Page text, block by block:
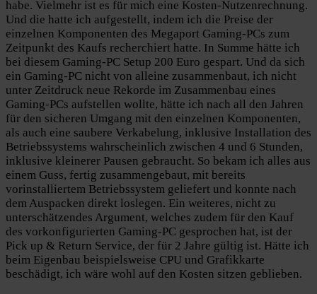
habe. Vielmehr ist es für mich eine Kosten-Nutzenrechnung.
Und die hatte ich aufgestellt, indem ich die Preise der
einzelnen Komponenten des Megaport Gaming-PCs zum
Zeitpunkt des Kaufs recherchiert hatte. In Summe hätte ich
bei diesem Gaming-PC Setup 200 Euro gespart. Und da sich
ein Gaming-PC nicht von alleine zusammenbaut, ich nicht
unter Zeitdruck neue Rekorde im Zusammenbau eines
Gaming-PCs aufstellen wollte, hätte ich nach all den Jahren
für den sicheren Umgang mit den einzelnen Komponenten,
als auch eine saubere Verkabelung, inklusive Installation des
Betriebssystems wahrscheinlich zwischen 4 und 6 Stunden,
inklusive kleinerer Pausen gebraucht. So bekam ich alles aus
einem Guss, fertig zusammengebaut, mit bereits
vorinstalliertem Betriebssystem geliefert und konnte nach
dem Auspacken direkt loslegen. Ein weiteres, nicht zu
unterschätzendes Argument, welches zudem für den Kauf
des vorkonfigurierten Gaming-PC gesprochen hat, ist der
Pick up & Return Service, der für 2 Jahre gültig ist. Hätte ich
beim Eigenbau beispielsweise CPU und Grafikkarte
beschädigt, ich wäre wohl auf den Kosten sitzen geblieben.